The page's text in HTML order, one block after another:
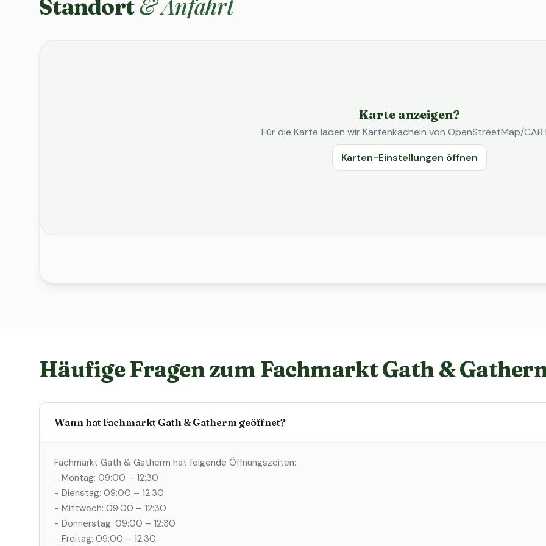
Standort
Karte anzeigen?
Für die Karte laden wir Kartenkacheln von OpenStreetMap/
Karten-Einstellungen öffnen
Häufige Fragen zum Fachmarkt Gath &
Wann hat Fachmarkt Gath & Gatherm geöffnet?
Fachmarkt Gath & Gatherm hat folgende Öffnungszeiten:
- Montag: 09:00 – 12:30
- Dienstag: 09:00 – 12:30
- Mittwoch: 09:00 – 12:30
- Donnerstag: 09:00 – 12:30
- Freitag: 09:00 – 12:30